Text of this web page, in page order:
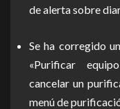
de alerta sobre
Se ha corregido
«Purificar
cancelar un
menú de